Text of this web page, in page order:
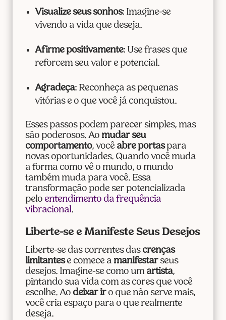
Visualize seus sonhos: Imagine-se
vivendo a vida que deseja.
Afirme positivamente: Use frases que
reforcem seu valor e potencial.
Agradeça: Reconheça as pequenas
vitórias e o que você já conquistou.
Esses passos podem parecer simples, mas
são poderosos. Ao mudar seu
comportamento, você abre portaspara
novas oportunidades. Quando você muda
a forma como vê o mundo, o mundo
também muda para você. Essa
transformação pode ser potencializada
pelo entendimento da frequência
vibracional.
Liberte-se e Manifeste Seus Desejos
Liberte-se das correntes das crenças
limitantese comece a manifestarseus
desejos. Imagine-se como um artista,
pintando sua vida com as cores que você
escolhe. Ao deixar iro que não serve mais,
você cria espaço para o que realmente
deseja.